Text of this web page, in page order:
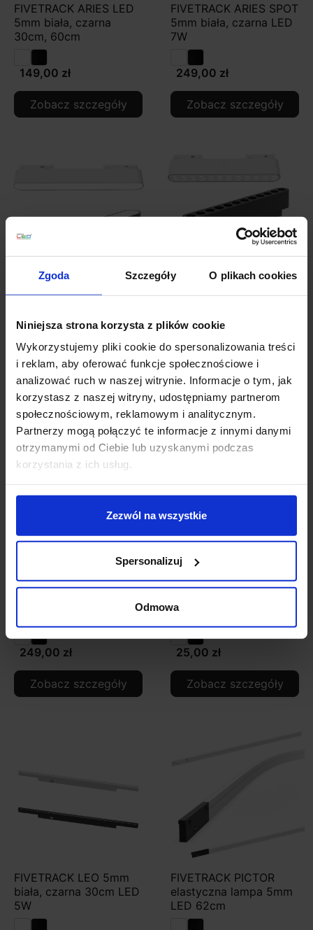
Zgoda Szczegóły O plikach cookies
Niniejsza strona korzysta z plików cookie
Wykorzystujemy pliki cookie do spersonalizowania treści
i reklam, aby oferować funkcje społecznościowe i
analizować ruch w naszej witrynie. Informacje o tym, jak
korzystasz z naszej witryny, udostępniamy partnerom
społecznościowym, reklamowym i analitycznym.
Partnerzy mogą połączyć te informacje z innymi danymi
otrzymanymi od Ciebie lub uzyskanymi podczas
korzystania z ich usług.
Zezwól na wszystkie
Spersonalizuj
Odmowa
FIVETRACK ARIES LED
5mm biała, czarna
30cm, 60cm
149,00 zł
Zobacz szczegóły
FIVETRACK ARIES SPOT
5mm biała, czarna LED
7W
249,00 zł
Zobacz szczegóły
FIVETRACK CYGNUS
12W
149,00 zł
Zobacz szczegóły
FIVETRACK DRACO
czarna LED 12W
149,00 zł
Zobacz szczegóły
FIVETRACK GEMINI
diodowa LED 7W biała,
249,00 zł
Zobacz szczegóły
FIVETRACK końcówka
25,00 zł
Zobacz szczegóły
FIVETRACK LEO 5mm
biała, czarna 30cm LED
5W
FIVETRACK PICTOR
elastyczna lampa 5mm
LED 62cm